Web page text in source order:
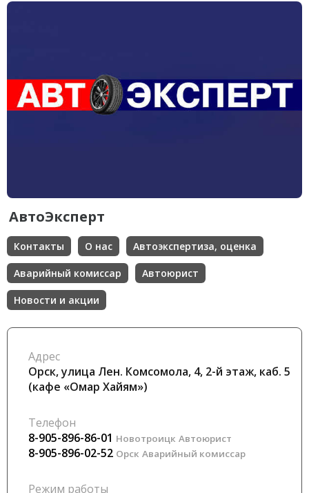
АвтоЭксперт
Контакты О нас Автоэкспертиза, оценка
Аварийный комиссар Автоюрист
Новости и акции
Адрес
Орск, улица Лен. Комсомола, 4, 2-й этаж, каб. 5
(кафе «Омар Хайям»)
Телефон
8-905-896-86-01 Новотроицк Автоюрист
8-905-896-02-52 Орск Аварийный комиссар
Режим работы